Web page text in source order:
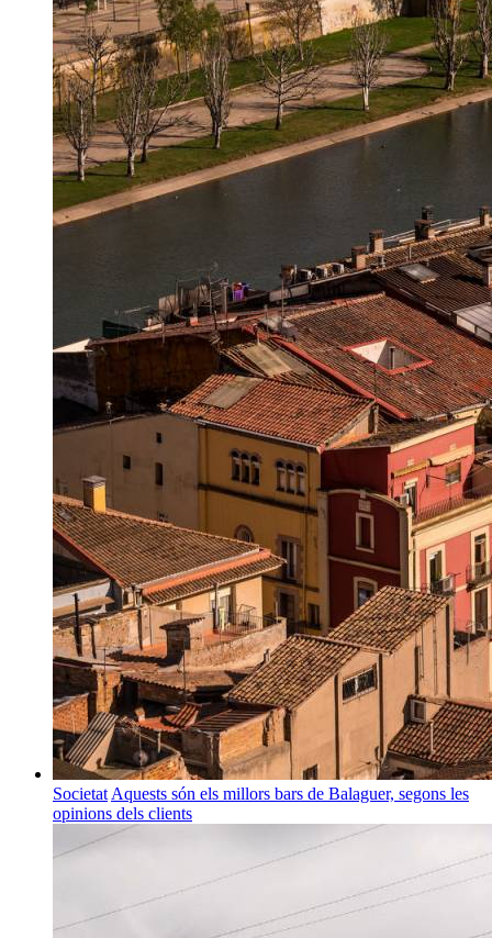
Societat Aquests són els millors bars de Balaguer, segons les
opinions dels clients